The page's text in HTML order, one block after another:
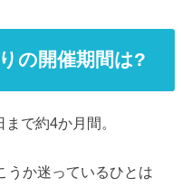
の開催期間は?
で約4か月間。
うか迷っているひとは